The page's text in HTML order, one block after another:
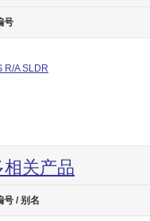
号
R/A SLDR
关产品
号 / 别名